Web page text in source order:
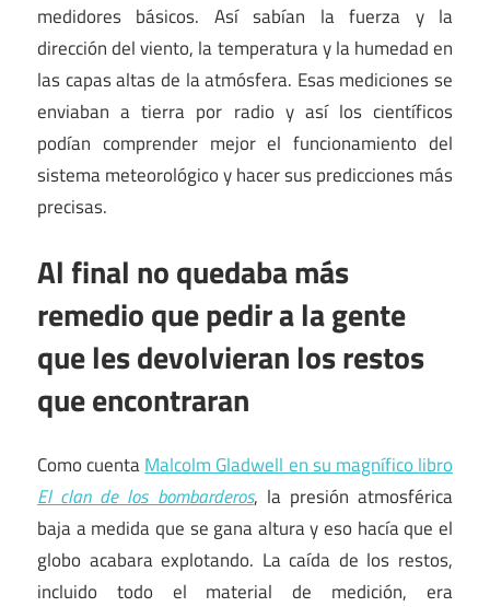
medidores básicos. Así sabían la fuerza y la
dirección del viento, la temperatura y la humedad en
las capas altas de la atmósfera. Esas mediciones se
enviaban a tierra por radio y así los científicos
podían comprender mejor el funcionamiento del
sistema meteorológico y hacer sus predicciones más
precisas.
Al final no quedaba más
remedio que pedir a la gente
que les devolvieran los restos
que encontraran
Como cuentaMalcolm Gladwell en su magnífico libro
El clan de los bombarderos, la presión atmosférica
baja a medida que se gana altura y eso hacía que el
globo acabara explotando. La caída de los restos,
incluido todo el material de medición, era